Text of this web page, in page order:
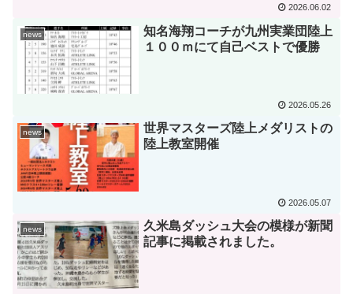
2026.06.02
news
知名海翔コーチが九州実業団陸上
１００ｍにて自己ベストで優勝
2026.05.26
news
世界マスターズ陸上メダリストの
陸上教室開催
2026.05.07
news
久米島ダッシュ大会の模様が新聞
記事に掲載されました。